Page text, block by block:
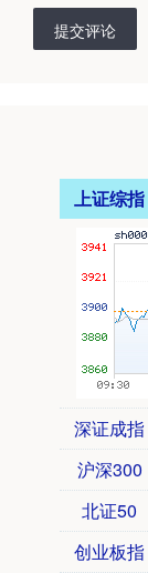
提交评论
上证综指
深证成指
沪深300
北证50
创业板指